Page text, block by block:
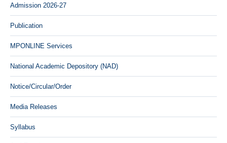
Admission 2026-27
Publication
MPONLINE Services
National Academic Depository (NAD)
Notice/Circular/Order
Media Releases
Syllabus